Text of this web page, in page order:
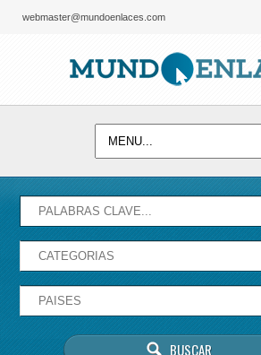
webmaster@mundoenlaces.com
correctamente.